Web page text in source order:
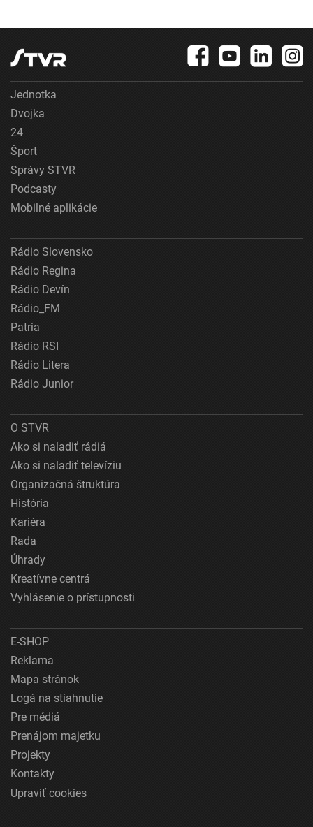
Jednotka
Dvojka
24
Šport
Správy STVR
Podcasty
Mobilné aplikácie
Rádio Slovensko
Rádio Regina
Rádio Devín
Rádio_FM
Patria
Rádio RSI
Rádio Litera
Rádio Junior
O STVR
Ako si naladiť rádiá
Ako si naladiť televíziu
Organizačná štruktúra
História
Kariéra
Rada
Úhrady
Kreatívne centrá
Vyhlásenie o prístupnosti
E-SHOP
Reklama
Mapa stránok
Logá na stiahnutie
Pre médiá
Prenájom majetku
Projekty
Kontakty
Upraviť cookies